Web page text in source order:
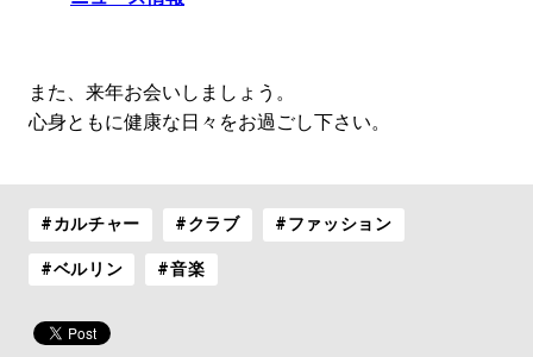
また、来年お会いしましょう。
心身ともに健康な日々をお過ごし下さい。
#カルチャー #クラブ #ファッション
#ベルリン #音楽